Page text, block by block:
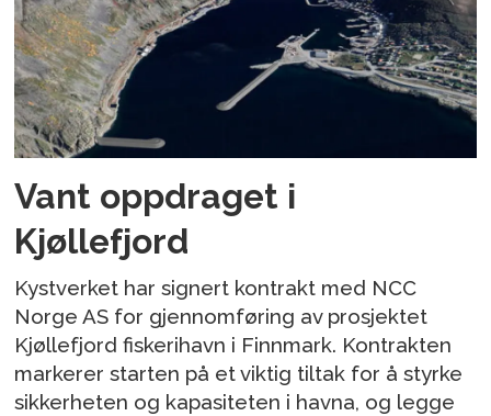
Vant oppdraget i
Kjøllefjord
Kystverket har signert kontrakt med NCC
Norge AS for gjennomføring av prosjektet
Kjøllefjord fiskerihavn i Finnmark. Kontrakten
markerer starten på et viktig tiltak for å styrke
sikkerheten og kapasiteten i havna, og legge